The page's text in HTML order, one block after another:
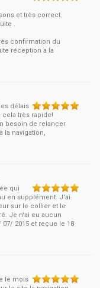
et très correct.
.
confirmation du
réception a la
délais
très rapide!
besoin de relancer
la navigation,
qui
en supplément. J'ai
sur le collier et le
Je n'ai eu aucun
2015 et reçue le 18
le mois